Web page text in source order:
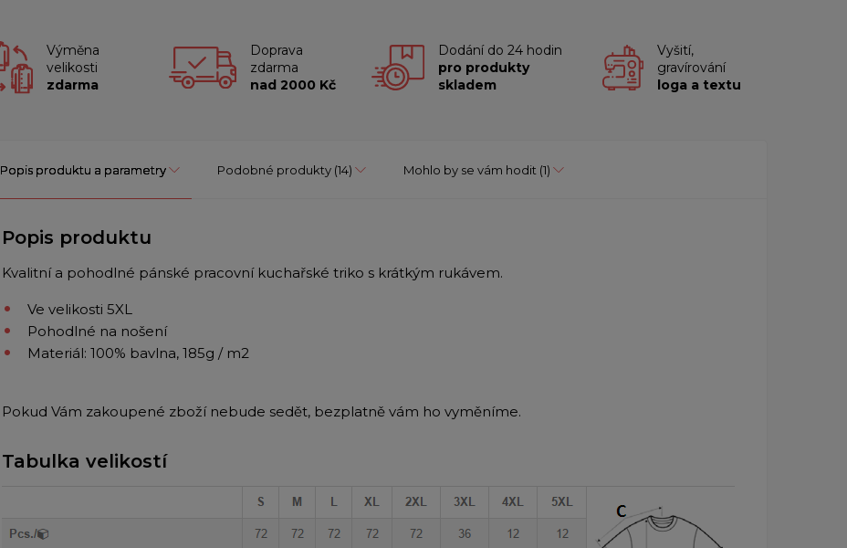
Výměna
velikosti
zdarma
Doprava
zdarma
nad 2000 Kč
Dodání do 24 hodin
pro produkty
skladem
Vyšití,
gravírování
loga a textu
Popis produktu a parametry Podobné produkty (14) Mohlo by se vám hodit (1)
Popis produktu
Kvalitní a pohodlné pánské pracovní kuchařské triko s krátkým rukávem.
Ve velikosti 5XL
Pohodlné na nošení
Materiál: 100% bavlna, 185g / m2
Pokud Vám zakoupené zboží nebude sedět, bezplatně vám ho vyměníme.
Tabulka velikostí